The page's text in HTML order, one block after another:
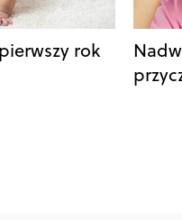
rok